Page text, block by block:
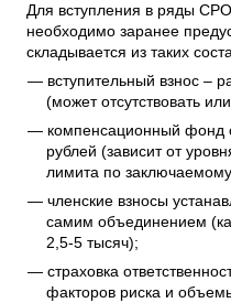
Для вступления в ряды
необходимо заранее
складывается из таких
вступительный взнос –
(может отсутствовать
компенсационный фонд
рублей (зависит от
лимита по
членские взносы
самим объединением
2,5-5 тысяч);
страховка
факторов риска и